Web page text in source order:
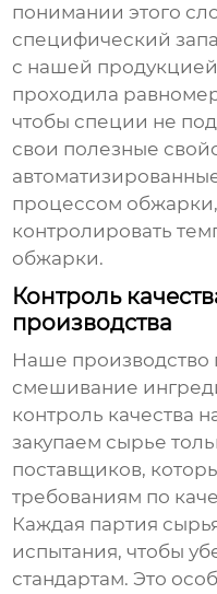
понимании этого
специфический
с нашей
проходила
чтобы специи не
свои полезные
процессом обжарки,
контролировать
обжарки.
Контроль
производства
Наше производство
смешивание
контроль качества
закупаем сырье
поставщиков,
требованиям по
Каждая партия
испытания, чтобы
стандартам. Это